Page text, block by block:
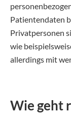
Patientendaten
Privatpersonen
wie
allerdings mit
Wie geht